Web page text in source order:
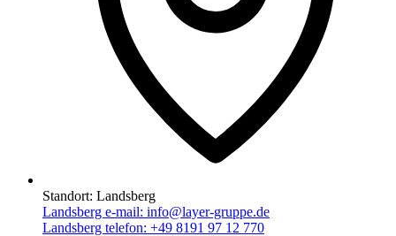
Standort: Landsberg
Landsberg e-mail: info@layer-gruppe.de
Landsberg telefon: +49 8191 97 12 770